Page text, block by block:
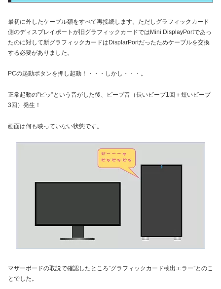
最初に外したケーブル類をすべて再接続します。ただしグラフィックカード
側のディスプレイポートが旧グラフィックカードではMini DisplayPortであっ
たのに対して新グラフィックカードはDisplarPortだったためケーブルを交換
する必要がありました。
PCの起動ボタンを押し起動！・・・しかし・・・。
正常起動の”ピッ”という音がした後、ビープ音（長いビープ1回＋短いビープ
3回）発生！
画面は何も映っていない状態です。
マザーボードの取説で確認したところ”グラフィックカード検出エラー”とのこ
とでした。